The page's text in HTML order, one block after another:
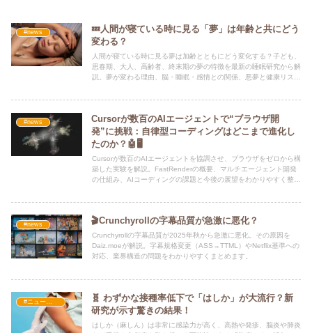
#news
💤人間が寝ている時に見る「夢」は年齢と共にどう
変わる？
人間が寝ている時に見る夢は加齢とともにどう変化する？子ども、
思春期、大人、高齢者、終末期の夢の特徴を最新の睡眠研究から解
説。夢が変わる理由、脳・睡眠・感情との関係、悪夢と健康リスク
#news
Cursorが数百のAIエージェントで“ブラウザ開
発”に挑戦：自律型コーディングはどこまで進化し
たのか？🤖🖥️
Cursorが数百のAIエージェントを協調させ、ブラウザをゼロから構
築した実験を解説。FastRenderの概要、マルチエージェント開発
の仕組み、AIコーディングの課題と今後の展望をわかりやすく整理
#news 🎬Crunchyrollの字幕品質が急激に悪化？
Crunchyrollの字幕品質が2025年秋から急激に悪化。その原因を
Daiz.moeが解説。字幕規格変更（ASS→TTML）やNetflix基準への
対応、業界構造の問題をわかりやすくまとめます。
🧬 わずかな接種率低下で「はしか」が大流行？新
研究が示す驚きの結果！
はしか（麻しん）は非常に感染力が高く、高熱や発疹、脳炎や肺炎